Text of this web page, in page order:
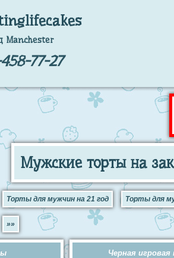
Manchester
77-27
Мужские торты на
Торты для мужчин на 21 год Торты для
»»
Черная игровая